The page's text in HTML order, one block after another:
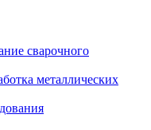
сварочного
металлических